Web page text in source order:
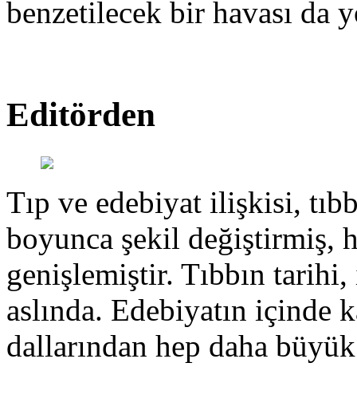
benzetilecek bir havası da
Editörden
Tıp ve edebiyat ilişkisi,
boyunca şekil değiştirmiş,
genişlemiştir. Tıbbın
aslında. Edebiyatın içinde
dallarından hep daha